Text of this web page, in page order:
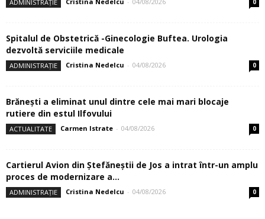
ADMINISTRAȚIE 0
Spitalul de Obstetrică -Ginecologie Buftea. Urologia
dezvoltă serviciile medicale
ADMINISTRAȚIE Cristina Nedelcu - 04/08/2026 0
Brănești a eliminat unul dintre cele mai mari blocaje
rutiere din estul Ilfovului
ACTUALITATE Carmen Istrate - 04/08/2026 0
Cartierul Avion din Ştefăneştii de Jos a intrat într-un amplu
proces de modernizare a...
ADMINISTRAȚIE Cristina Nedelcu - 04/08/2026 0